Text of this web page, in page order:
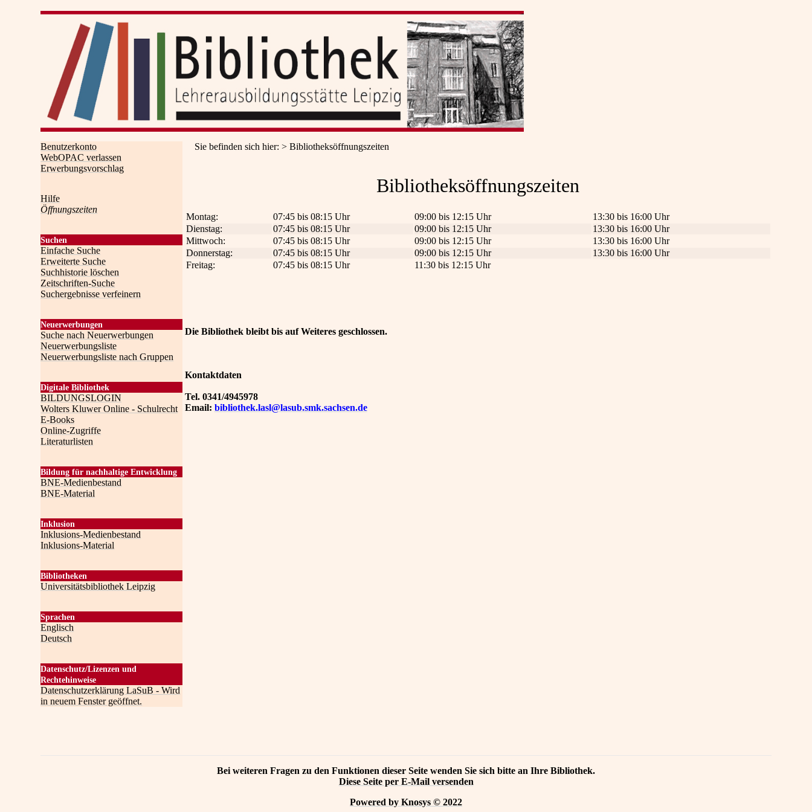
Benutzerkonto
WebOPAC verlassen
Erwerbungsvorschlag
Hilfe
Öffnungszeiten
Suchen
Einfache Suche
Erweiterte Suche
Suchhistorie löschen
Zeitschriften-Suche
Suchergebnisse verfeinern
Neuerwerbungen
Suche nach Neuerwerbungen
Neuerwerbungsliste
Neuerwerbungsliste nach Gruppen
Digitale Bibliothek
BILDUNGSLOGIN
Wolters Kluwer Online - Schulrecht
E-Books
Online-Zugriffe
Literaturlisten
Bildung für nachhaltige Entwicklung
BNE-Medienbestand
BNE-Material
Inklusion
Inklusions-Medienbestand
Inklusions-Material
Bibliotheken
Universitätsbibliothek Leipzig
Sprachen
Englisch
Deutsch
Datenschutz/Lizenzen und
Rechtehinweise
Datenschutzerklärung LaSuB - Wird
in neuem Fenster geöffnet.
Sie befinden sich hier: Bibliotheksöffnungszeiten
Bibliotheksöffnungszeiten
Montag: 07:45 bis 08:15 Uhr 09:00 bis 12:15 Uhr
13:30 bis 16:00 Uhr
Dienstag:
07:45 bis 08:15 Uhr 09:00 bis 12:15 Uhr
13:30 bis 16:00 Uhr
Mittwoch:
07:45 bis 08:15 Uhr 09:00 bis 12:15 Uhr
13:30 bis 16:00 Uhr
Donnerstag:
07:45 bis 08:15 Uhr 09:00 bis 12:15 Uhr
13:30 bis 16:00 Uhr
Freitag:
07:45 bis 08:15 Uhr 11:30 bis 12:15 Uhr
Die Bibliothek bleibt bis auf Weiteres geschlossen.
Kontaktdaten
Tel. 0341/4945978
Email: bibliothek.lasl@lasub.smk.sachsen.de
Bei weiteren Fragen zu den Funktionen dieser Seite wenden Sie sich bitte an Ihre Bibliothek.
Diese Seite per E-Mail versenden
Powered by Knosys © 2022